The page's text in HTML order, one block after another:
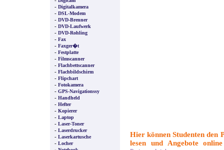
- Digitalkamera
- DSL-Modem
- DVD-Brenner
- DVD-Laufwerk
- DVD-Rohling
- Fax
- Faxger�t
- Festplatte
- Filmscanner
- Flachbettscanner
- Flachbildschirm
- Flipchart
- Fotokamera
- GPS-Navigationssy
- Handheld
- Hefter
- Kopierer
- Laptop
- Laser-Toner
- Laserdrucker
- Laserkartusche
- Locher
Hier können Studenten den
lesen und Angebote